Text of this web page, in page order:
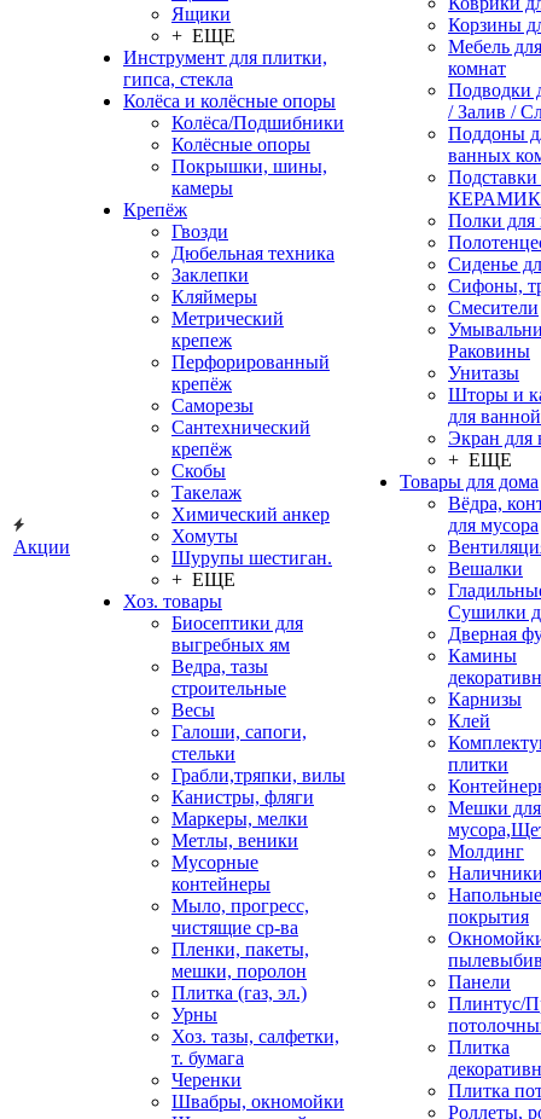
Акции
Ящики
+ ЕЩЕ
Инструмент для плитки,
гипса, стекла
Колёса и колёсные опоры
Колёса/Подшибники
Колёсные опоры
Покрышки, шины,
камеры
Крепёж
Гвозди
Дюбельная техника
Заклепки
Кляймеры
Метрический
крепеж
Перфорированный
крепёж
Саморезы
Сантехнический
крепёж
Скобы
Такелаж
Химический анкер
Хомуты
Шурупы шестиган.
+ ЕЩЕ
Хоз. товары
Биосептики для
выгребных ям
Ведра, тазы
строительные
Весы
Галоши, сапоги,
стельки
Грабли,тряпки, вилы
Канистры, фляги
Маркеры, мелки
Метлы, веники
Мусорные
контейнеры
Мыло, прогресс,
чистящие ср-ва
Пленки, пакеты,
мешки, поролон
Плитка (газ, эл.)
Урны
Хоз. тазы, салфетки,
т. бумага
Черенки
Швабры, окномойки
Корзины
Мебель
комнат
Подводки
/ Залив /
Поддоны
ванных
Полки для
Сиденье
Сифоны,
Смесители
Раковины
Унитазы
Шторы и
для ванной
Экран для
+ ЕЩЕ
Товары для дома
Вёдра,
для мусора
Вешалки
Сушилки
Дверная
Камины
Карнизы
Клей
плитки
Мешки для
Молдинг
Напольные
покрытия
Панели
Плинтус/
Плитка
Плитка
Роллеты,